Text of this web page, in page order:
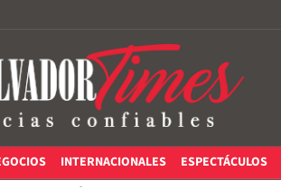
INTERNACIONALES ESPECTÁCULOS